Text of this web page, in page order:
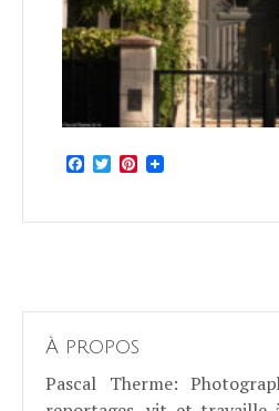
Facebook
TwitterPinterest
À propos
Pascal Therme: